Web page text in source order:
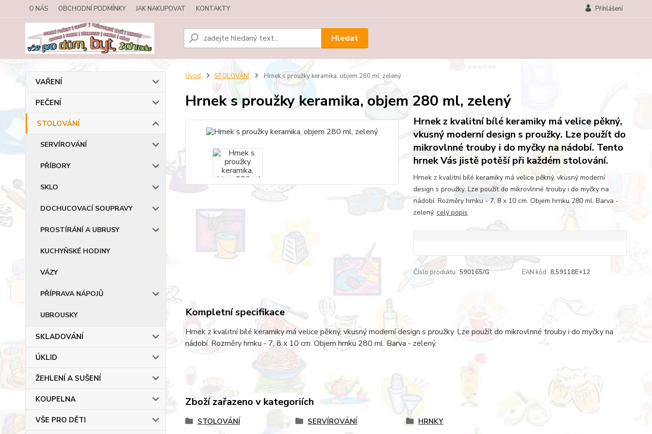
O NÁS OBCHODNÍ PODMÍNKY JAK NAKUPOVAT KONTAKTY Přihlášení
Hledat
VAŘENÍ
PEČENÍ
STOLOVÁNÍ
SERVÍROVÁNÍ
PŘÍBORY
SKLO
DOCHUCOVACÍ SOUPRAVY
PROSTÍRÁNÍ A UBRUSY
KUCHYŇSKÉ HODINY
VÁZY
PŘÍPRAVA NÁPOJŮ
UBROUSKY
SKLADOVÁNÍ
ÚKLID
ŽEHLENÍ A SUŠENÍ
KOUPELNA
VŠE PRO DĚTI
Úvod STOLOVÁNÍ Hrnek s proužky keramika, objem 280 ml, zelený
Hrnek s proužky keramika, objem 280 ml, zelený
Hrnek z kvalitní bílé keramiky má velice pěkný,
vkusný moderní design s proužky. Lze použít do
mikrovlnné trouby i do myčky na nádobí. Tento
hrnek Vás jistě potěší při každém stolování.
Hrnek z kvalitní bílé keramiky má velice pěkný, vkusný moderní
design s proužky. Lze použít do mikrovlnné trouby i do myčky na
nádobí. Rozměry hrnku - 7, 8 x 10 cm. Objem hrnku 280 ml. Barva -
zelený. celý popis
Číslo produktu: 590165/G EAN kód: 8,59118E+12
Kompletní specifikace
Hrnek z kvalitní bílé keramiky má velice pěkný, vkusný moderní design s proužky. Lze použít do mikrovlnné trouby i do myčky na
nádobí. Rozměry hrnku - 7, 8 x 10 cm. Objem hrnku 280 ml. Barva - zelený.
Zboží zařazeno v kategoriích
STOLOVÁNÍ SERVÍROVÁNÍ HRNKY